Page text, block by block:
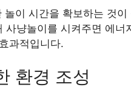
이 시간을 확보하는 것
사냥놀이를 시켜주면 에
과적입니다.
환경 조성